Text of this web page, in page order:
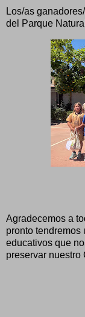
Los/as
del Parque
Agradecemos a
pronto tendremos
educativos que
preservar nuestro